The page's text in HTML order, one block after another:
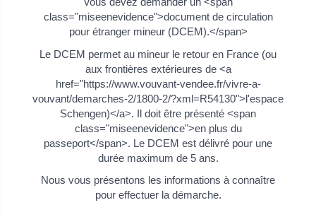
class="miseenevidence">document de circulation
pour étranger mineur (DCEM).</span>
Le DCEM permet au mineur le retour en France (ou
aux frontières extérieures de <a
href="https://www.vouvant-vendee.fr/vivre-a-
vouvant/demarches-2/1800-2/?xml=R54130">l'espace
Schengen)</a>. Il doit être présenté <span
class="miseenevidence">en plus du
passeport</span>. Le DCEM est délivré pour une
durée maximum de 5 ans.
Nous vous présentons les informations à connaître
pour effectuer la démarche.